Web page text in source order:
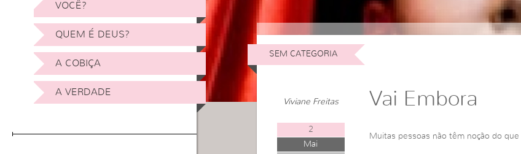
VOCÊ?
QUEM É DEUS?
A COBIÇA
A VERDADE
SEM CATEGORIA
Viviane Freitas
2
Mai
Vai Embora
Muitas pessoas não têm noção do